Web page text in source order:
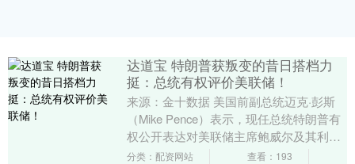
达道宝 特朗普获叛变的昔日搭档力
挺：总统有权评价美联储！
来源：金十数据 美国前副总统迈克·彭斯
（Mike Pence）表示，现任总统特朗普有
权公开表达对美联储主席鲍威尔及其利率
决策的看法，同时他本人也对美联储的政
分类：配资网站 查看：193